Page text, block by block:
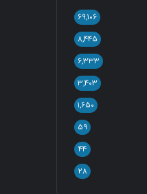
۶۹,۱۰۶
۸,۴۴۵
۶,۳۳۳
۳,۴۰۳
۱,۶۵۰
۵۹
۴۴
۲۸